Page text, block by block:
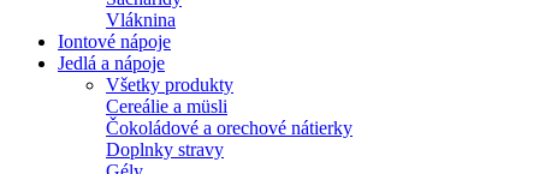
Vláknina
Iontové nápoje
Jedlá a nápoje
Všetky produkty
Cereálie a müsli
Čokoládové a orechové nátierky
Doplnky stravy